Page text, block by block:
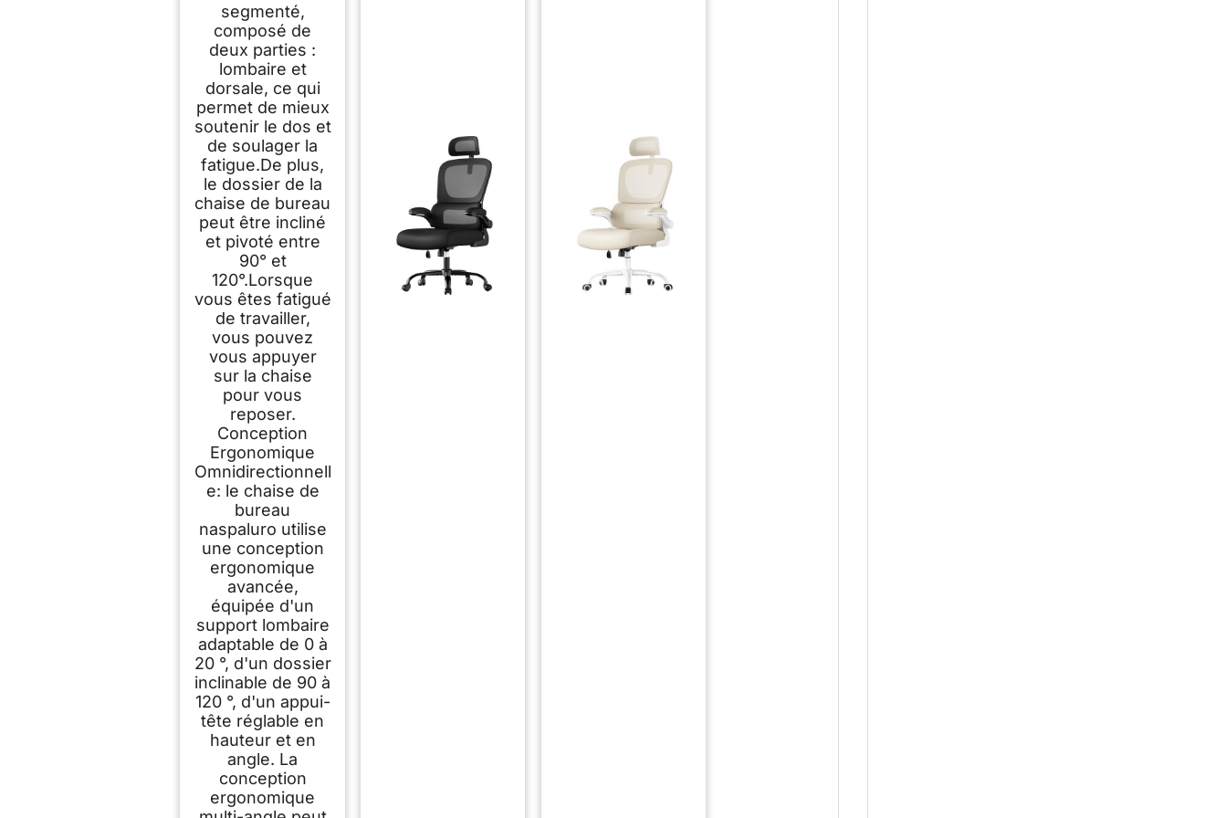
Convient à la
Maison Bureau
,Lecture,Noir
segmenté,
composé de
deux parties :
lombaire et
dorsale, ce qui
permet de mieux
soutenir le dos et
de soulager la
fatigue.De plus,
le dossier de la
chaise de bureau
peut être incliné
et pivoté entre
90° et
120°.Lorsque
vous êtes fatigué
de travailler,
vous pouvez
vous appuyer
sur la chaise
pour vous
reposer.
Conception
Ergonomique
Omnidirectionnell
e: le chaise de
bureau
naspaluro utilise
une conception
ergonomique
avancée,
équipée d'un
support lombaire
adaptable de 0 à
20 °, d'un dossier
inclinable de 90 à
120 °, d'un appui-
tête réglable en
hauteur et en
angle. La
conception
ergonomique